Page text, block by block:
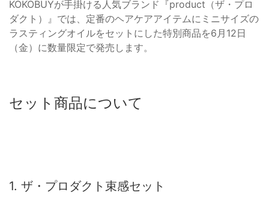
KOKOBUYが手掛ける人気ブランド『product（ザ・プロ
ダクト）』では、定番のヘアケアアイテムにミニサイズの
ラスティングオイルをセットにした特別商品を6月12日
（金）に数量限定で発売します。
セット商品について
1. ザ・プロダクト束感セット